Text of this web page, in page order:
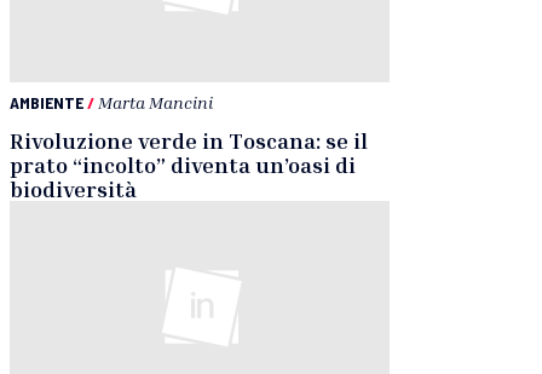
AMBIENTE/ Marta Mancini
Rivoluzione verde in Toscana: se il
prato “incolto” diventa un’oasi di
biodiversità